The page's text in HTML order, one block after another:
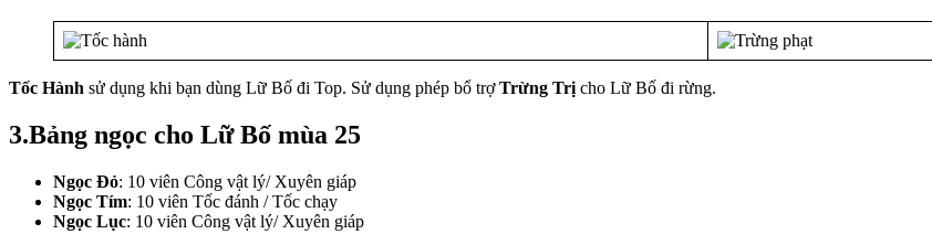
Tốc Hành sử dụng khi bạn dùng Lữ Bố đi Top. Sử dụng phép bổ trợTrừng Trịcho Lữ Bố đi rừng.
3.Bảng ngọc cho Lữ Bố mùa 25
Ngọc Đỏ: 10 viên Công vật lý/ Xuyên giáp
Ngọc Tím: 10 viên Tốc đánh / Tốc chạy
Ngọc Lục: 10 viên Công vật lý/ Xuyên giáp